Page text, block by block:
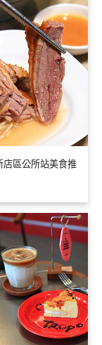
店區公所站美食推